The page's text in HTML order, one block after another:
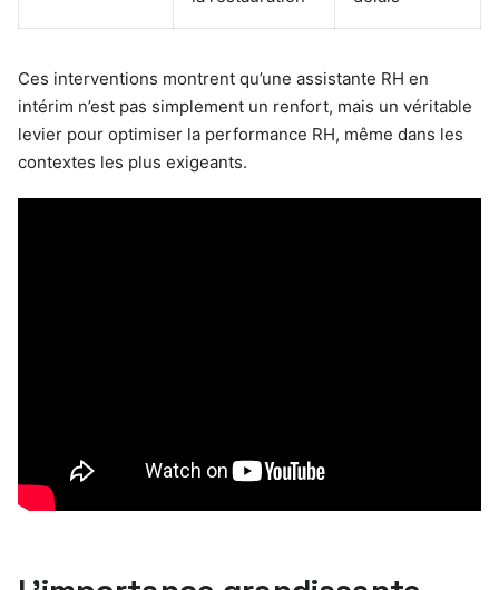
Ces interventions montrent qu’une assistante RH en
intérim n’est pas simplement un renfort, mais un véritable
levier pour optimiser la performance RH, même dans les
contextes les plus exigeants.